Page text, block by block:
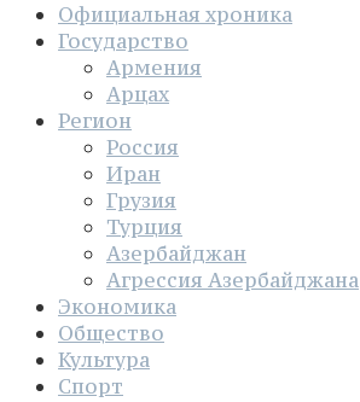
Официальная хроника
Государство
Армения
Арцах
Регион
Россия
Иран
Грузия
Турция
Азербайджан
Агрессия Азербайджана
Экономика
Общество
Культура
Спорт